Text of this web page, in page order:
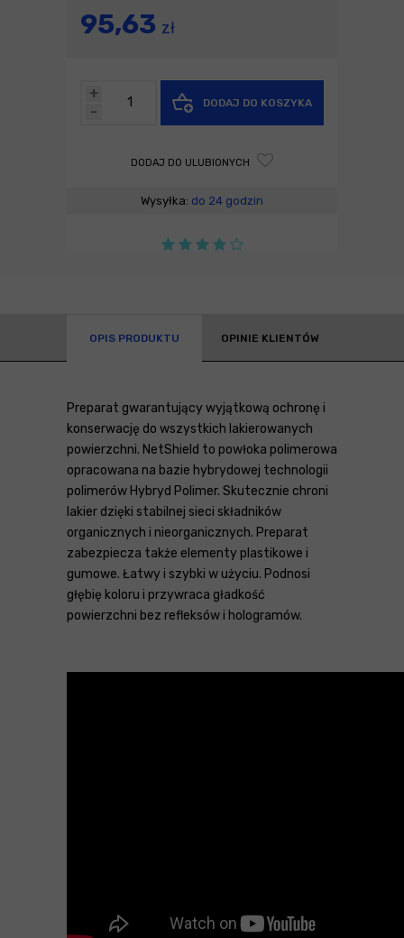
95,63 zł
-
+
DODAJ DO KOSZYKA
DODAJ DO ULUBIONYCH
Wysyłka: do 24 godzin
OPIS PRODUKTU OPINIE KLIENTÓW
Preparat gwarantujący wyjątkową ochronę i
konserwację do wszystkich lakierowanych
powierzchni. NetShield to powłoka polimerowa
opracowana na bazie hybrydowej technologii
polimerów Hybryd Polimer. Skutecznie chroni
lakier dzięki stabilnej sieci składników
organicznych i nieorganicznych. Preparat
zabezpiecza także elementy plastikowe i
gumowe. Łatwy i szybki w użyciu. Podnosi
głębię koloru i przywraca gładkość
powierzchni bez refleksów i hologramów.